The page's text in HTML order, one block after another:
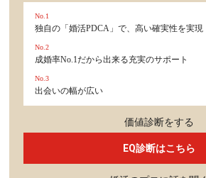
No.1
独自の「婚活PDCA」で、高い確実性を実現
No.2
成婚率No.1だから出来る充実のサポート
No.3
出会いの幅が広い
価値診断をする
EQ診断はこちら